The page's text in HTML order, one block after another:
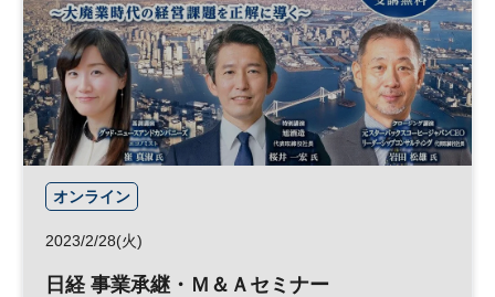
オンライン
2023/2/28(火)
日経 事業承継・Ｍ＆Ａセミナー